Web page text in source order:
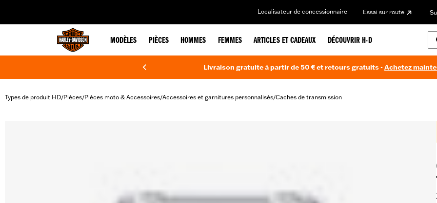
Localisateur de concessionnaire Essai sur route
MODÈLES PIÈCES HOMMES FEMMES ARTICLES ET CADEAUX DÉCOUVRIR H-D
Livraison gratuite à partir de 50 € et retours gratuits -Achetez
Types de produit HD/Pièces/Pièces moto & Accessoires/Accessoires et garnitures personnalisés/Caches de transmission